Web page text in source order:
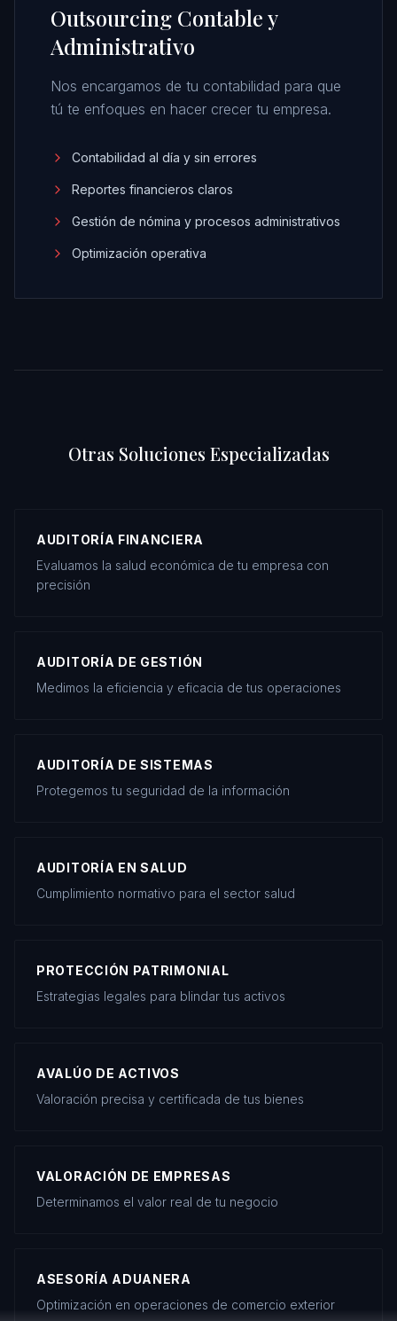
Outsourcing Contable y
Administrativo
Nos encargamos de tu contabilidad para que
tú te enfoques en hacer crecer tu empresa.
Contabilidad al día y sin errores
Reportes financieros claros
Gestión de nómina y procesos administrativos
Optimización operativa
Otras Soluciones Especializadas
AUDITORÍA FINANCIERA
Evaluamos la salud económica de tu empresa con
precisión
AUDITORÍA DE GESTIÓN
Medimos la eficiencia y eficacia de tus operaciones
AUDITORÍA DE SISTEMAS
Protegemos tu seguridad de la información
AUDITORÍA EN SALUD
Cumplimiento normativo para el sector salud
PROTECCIÓN PATRIMONIAL
Estrategias legales para blindar tus activos
AVALÚO DE ACTIVOS
Valoración precisa y certificada de tus bienes
VALORACIÓN DE EMPRESAS
Determinamos el valor real de tu negocio
ASESORÍA ADUANERA
Optimización en operaciones de comercio exterior